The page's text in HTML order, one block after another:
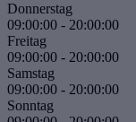
Donnerstag
09:00:00 - 20:00:00
Freitag
09:00:00 - 20:00:00
Samstag
09:00:00 - 20:00:00
Sonntag